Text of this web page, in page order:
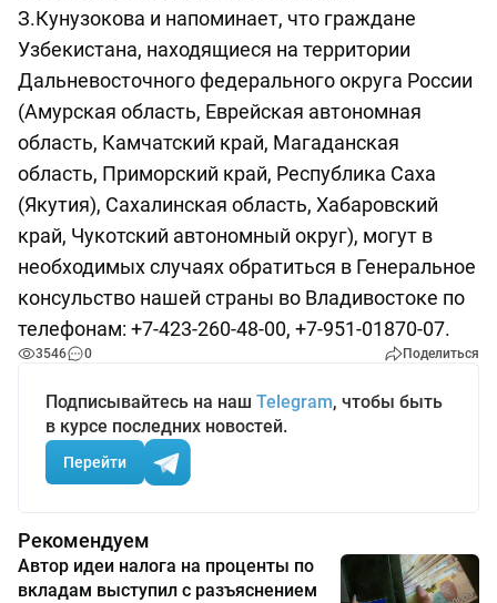
З.Кунузокова и напоминает, что граждане
Узбекистана, находящиеся на территории
Дальневосточного федерального округа России
(Амурская область, Еврейская автономная
область, Камчатский край, Магаданская
область, Приморский край, Республика Саха
(Якутия), Сахалинская область, Хабаровский
край, Чукотский автономный округ), могут в
необходимых случаях обратиться в Генеральное
консульство нашей страны во Владивостоке по
телефонам: +7-423-260-48-00, +7-951-01870-07.
3546 0 Поделиться
Подписывайтесь на наш Telegram, чтобы быть
в курсе последних новостей.
Перейти
Рекомендуем
Автор идеи налога на проценты по
вкладам выступил с разъяснением